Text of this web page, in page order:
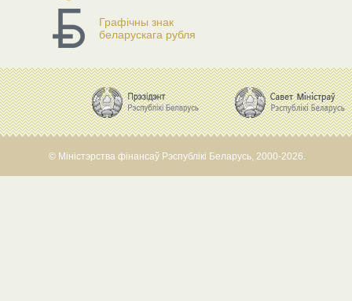
Графічны знак
беларускага рубля
© Міністэрства фінансаў Рэспублікі Беларусь, 2000-2026.